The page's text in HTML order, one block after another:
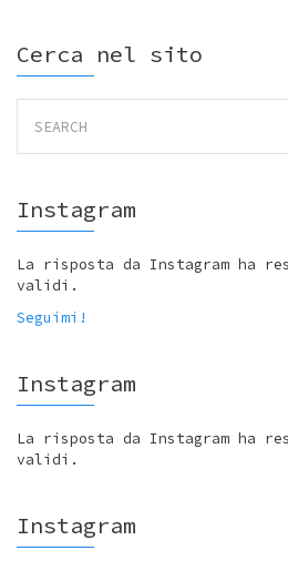
Cerca nel sito
for:
Instagram
La risposta da Instagram ha
validi.
Seguimi!
Instagram
La risposta da Instagram ha
validi.
Instagram